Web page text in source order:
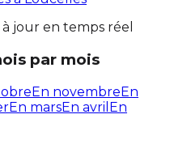
à jour en temps réel
par mois
En novembreEn
En marsEn avril En